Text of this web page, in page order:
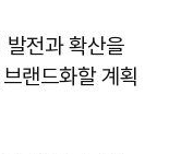
발전과 확산을
랜드화할 계획